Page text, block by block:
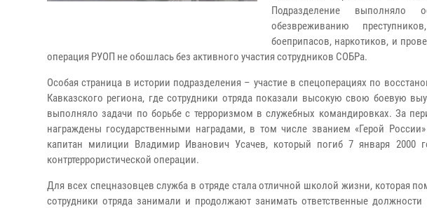
Подразделение выполняло
обезвреживанию
боеприпасов, наркотиков, и
операция РУОП не обошлась без активного участия сотрудников СОБРа.
Особая страница в истории подразделения – участие в спецоперациях по
Кавказского региона, где сотрудники отряда показали высокую свою боевую
выполняло задачи по борьбе с терроризмом в служебных командировках. За
награждены государственными наградами, в том числе званием «Герой
капитан милиции Владимир Иванович Усачев, который погиб 7 января 2000
контртеррористической операции.
Для всех спецназовцев служба в отряде стала отличной школой жизни, которая
сотрудники отряда занимали и продолжают занимать ответственные